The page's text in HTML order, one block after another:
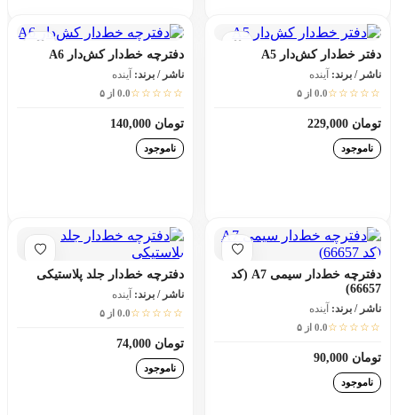
دفتر خط‌دار کش‌دار A5
ناشر / برند: آینده
☆☆☆☆☆0.0 از ۵
تومان 229,000
ناموجود
دفترچه خط‌دار کش‌دار A6
ناشر / برند: آینده
☆☆☆☆☆0.0 از ۵
تومان 140,000
ناموجود
دفترچه خط‌دار سیمی A7 (کد
66657)
ناشر / برند: آینده
☆☆☆☆☆0.0 از ۵
تومان 90,000
ناموجود
دفترچه خط‌دار جلد پلاستیکی
ناشر / برند: آینده
☆☆☆☆☆0.0 از ۵
تومان 74,000
ناموجود